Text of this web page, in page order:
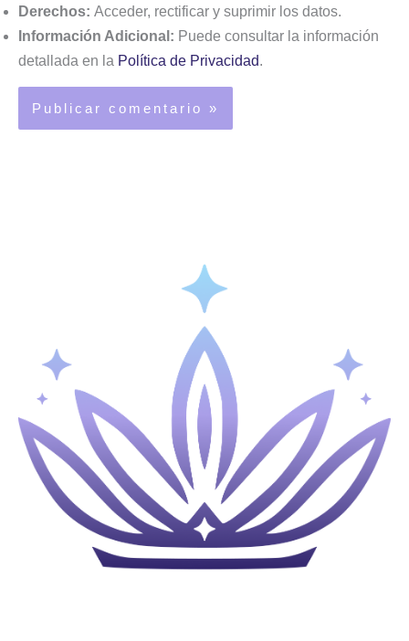
Derechos: Acceder, rectificar y suprimir los datos.
Información Adicional: Puede consultar la información
detallada en la Política de Privacidad.